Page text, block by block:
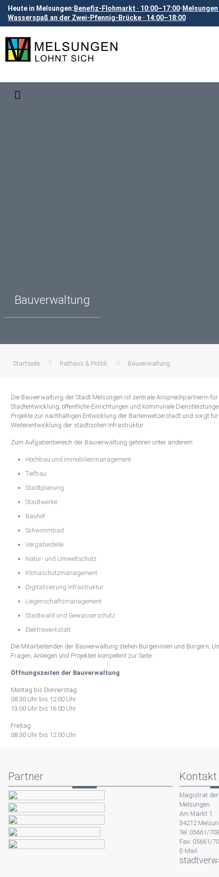
Heute in Melsungen: Benefiz-Flohmarkt · 10:00–17:00•
Wasserspaß an der Zwei-Pfennig-Brücke · 14:00–18:00
Bauverwaltung
Startseite Rathaus & Politik Bauverwaltung
Die Bauverwaltung der Stadt Melsungen ist zentrale Ansprechpartnerin
Stadtentwicklung, öffentliche Einrichtungen und kommunale
Projekte zur nachhaltigen Entwicklung der Bartenwetzerstadt und sorgt
Weiterentwicklung der städtischen Infrastruktur.
Zum Aufgabenbereich der Bauverwaltung gehören unter anderem:
Hochbau und Immobilienmanagement
Tiefbau
Stadtplanung
Stadtwerke
Bauhof
Schwimmbad
Vergabestelle
Natur- und Umweltschutz
Klimaschutzmanagement
Digitalisierung Infrastruktur
Liegenschaftsmanagement
Stadtwald und Gewässerschutz
Elektrowerkstatt
Die Mitarbeitenden der Bauverwaltung stehen Bürgerinnen und Bürgern,
Fragen, Anliegen und Projekten kompetent zur Seite.
Öffnungszeiten der Bauverwaltung
Montag bis Donnerstag
08:30 Uhr bis 12:00 Uhr
13:00 Uhr bis 16:00 Uhr
Freitag
08:30 Uhr bis 12:00 Uhr
Partner Kontakt
Magistrat
Melsungen
Am Markt 1
34212
Tel: 05661/
Fax: 05661/
E-Mail: